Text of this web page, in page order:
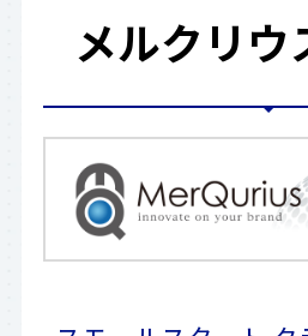
メルクリウ